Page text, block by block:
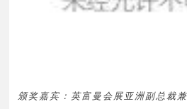
颁奖嘉宾：英富曼会展亚洲副总裁